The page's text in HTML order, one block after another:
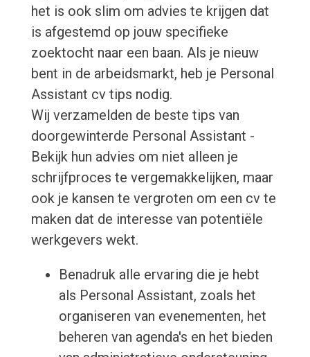
het is ook slim om advies te krijgen dat
is afgestemd op jouw specifieke
zoektocht naar een baan. Als je nieuw
bent in de arbeidsmarkt, heb je Personal
Assistant cv tips nodig.
Wij verzamelden de beste tips van
doorgewinterde Personal Assistant -
Bekijk hun advies om niet alleen je
schrijfproces te vergemakkelijken, maar
ook je kansen te vergroten om een cv te
maken dat de interesse van potentiële
werkgevers wekt.
Benadruk alle ervaring die je hebt
als Personal Assistant, zoals het
organiseren van evenementen, het
beheren van agenda's en het bieden